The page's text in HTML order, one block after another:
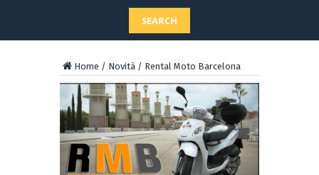
SEARCH
Home / Novità / Rental Moto Barcelona